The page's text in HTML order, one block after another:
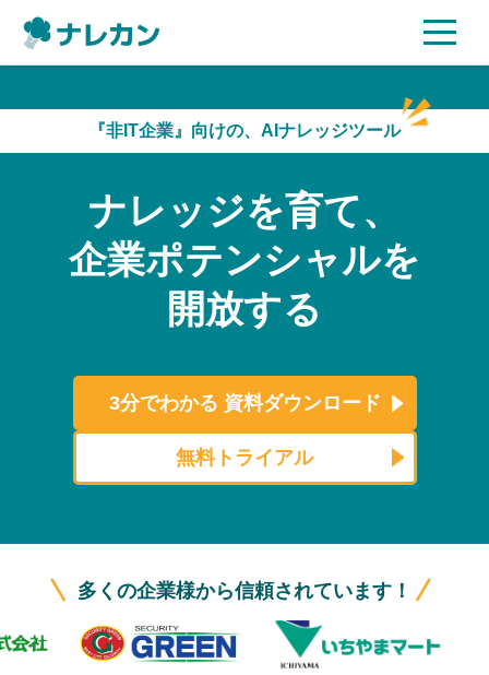
AI機能
ご利用企業様の声
セキュリティ
よくある質問
資料ダウンロード
ログイン
『非IT企業』向けの、AIナレッジツール
ナレッジを育て、
企業ポテンシャルを
開放する
3分でわかる 資料ダウンロード
無料トライアル
多くの企業様から信頼されています！